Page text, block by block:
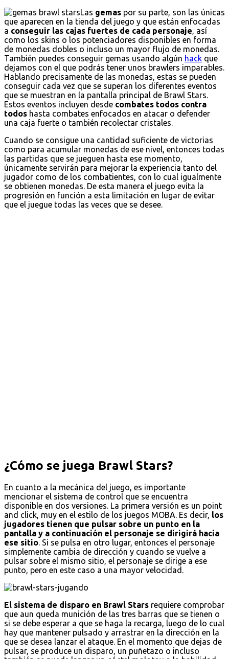
Las gemas por su parte, son las únicas
que aparecen en la tienda del juego y que están enfocadas
a conseguir las cajas fuertes de cada personaje , así
como los skins o los potenciadores disponibles en forma
de monedas dobles o incluso un mayor flujo de monedas.
También puedes conseguir gemas usando algún hack que
dejamos con el que podrás tener unos brawlers imparables.
Hablando precisamente de las monedas, estas se pueden
conseguir cada vez que se superan los diferentes eventos
que se muestran en la pantalla principal de Brawl Stars.
Estos eventos incluyen desde combates todos contra
todos hasta combates enfocados en atacar o defender
una caja fuerte o también recolectar cristales.
Cuando se consigue una cantidad suficiente de victorias
como para acumular monedas de ese nivel, entonces todas
las partidas que se jueguen hasta ese momento,
únicamente servirán para mejorar la experiencia tanto del
jugador como de los combatientes, con lo cual igualmente
se obtienen monedas. De esta manera el juego evita la
progresión en función a esta limitación en lugar de evitar
que el juegue todas las veces que se desee.
¿Cómo se juega Brawl Stars?
En cuanto a la mecánica del juego, es importante
mencionar el sistema de control que se encuentra
disponible en dos versiones. La primera versión es un point
and click, muy en el estilo de los juegos MOBA. Es decir, los
jugadores tienen que pulsar sobre un punto en la
pantalla y a continuación el personaje se dirigirá hacia
ese sitio. Si se pulsa en otro lugar, entonces el personaje
simplemente cambia de dirección y cuando se vuelve a
pulsar sobre el mismo sitio, el personaje se dirige a ese
punto, pero en este caso a una mayor velocidad.
El sistema de disparo en Brawl Stars requiere comprobar
que aun queda munición de las tres barras que se tienen o
si se debe esperar a que se haga la recarga, luego de lo cual
hay que mantener pulsado y arrastrar en la dirección en la
que se desea lanzar el ataque. En el momento que dejas de
pulsar, se produce un disparo, un puñetazo o incluso